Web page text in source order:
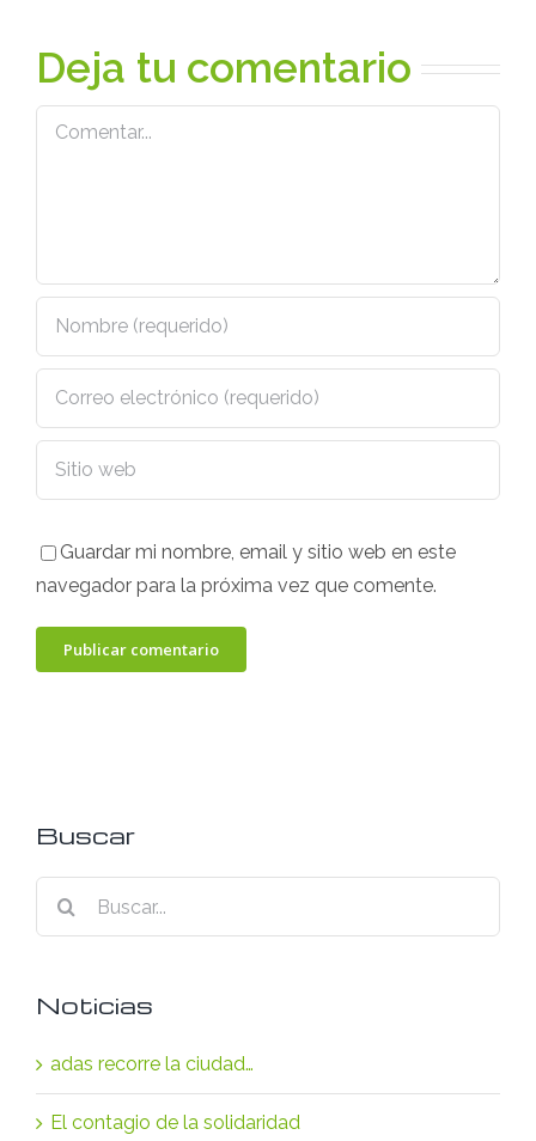
Deja tu comentario
Comentar
Guardar mi nombre, email y sitio web en este
navegador para la próxima vez que comente.
Buscar
Noticias
adas recorre la ciudad…
El contagio de la solidaridad